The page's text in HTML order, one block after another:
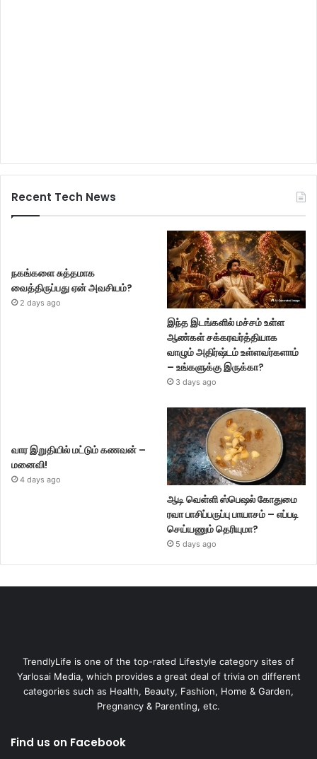
Recent Tech News
நகங்களை சுத்தமாக
வைத்திருப்பது ஏன் அவசியம்?
2 days ago
இந்த இடங்களில் மச்சம் உள்ள
ஆண்கள் சக்கரவர்த்தியாக
வாழும் அதிர்ஷ்டம் உள்ளவர்களாம்
– உங்களுக்கு இருக்கா?
3 days ago
வார இறுதியில் மட்டும் கணவன் –
மனைவி!
4 days ago
ஆடி வெள்ளி ஸ்பெஷல் கோதுமை
ரவா பாசிப்பருப்பு பாயாசம் – எப்படி
செய்யணும் தெரியுமா?
5 days ago
TrendlyLife is one of the top-rated Lifestyle category sites of
Yarlosai Media, which provides a great deal of trivia on different
categories such as Health, Beauty, Fashion, Home & Garden,
Pregnancy & Parenting, etc.
Find us on Facebook